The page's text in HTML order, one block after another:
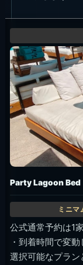
Party Lagoon Bed
公式通常予約は1
・到着時間で変動
選択可能なプラ